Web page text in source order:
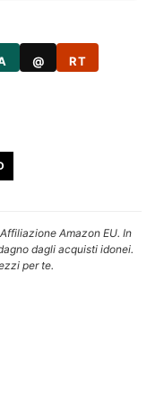
@ RT
Amazon EU. In
dagli acquisti idonei.
per te.